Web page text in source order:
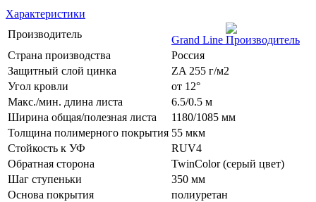
Характеристики
Производитель
Grand Line
Страна производства
Россия
Защитный слой цинка
ZA 255 г/м2
Угол кровли
от 12°
Макс./мин. длина листа
6.5/0.5 м
Ширина общая/полезная листа
1180/1085 мм
Толщина полимерного покрытия 55 мкм
Стойкость к УФ
RUV4
Обратная сторона
TwinColor (серый цвет)
Шаг ступеньки
350 мм
Основа покрытия
полиуретан